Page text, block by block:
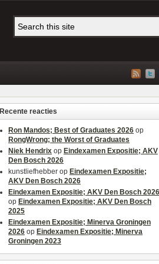
Recente reacties
Ron Mandos; Best of Graduates 2026 op
RongWrong; the Worst of Graduates
Niek Hendrix op Eindexamen Expositie; AKV
Den Bosch 2026
kunstliefhebber op Eindexamen Expositie;
AKV Den Bosch 2026
Eindexamen Expositie; AKV Den Bosch 2026
op Eindexamen Expositie; AKV Den Bosch
2025
Eindexamen Expositie; Minerva Groningen
2026 op Eindexamen Expositie; Minerva
Groningen 2023